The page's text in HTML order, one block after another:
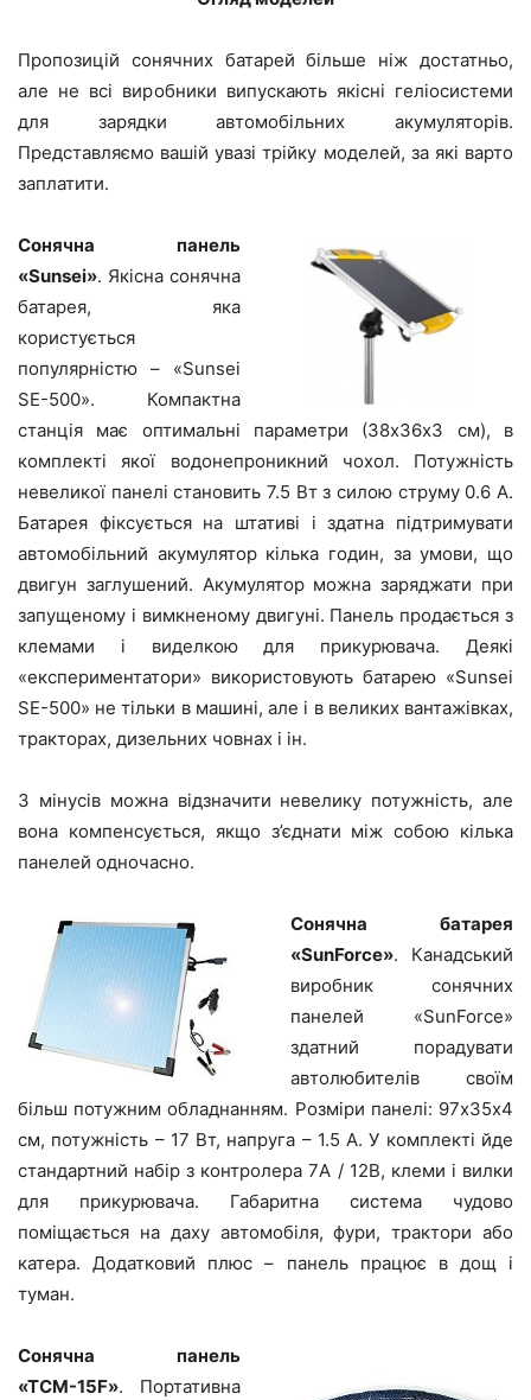
Пропозицій сонячних батарей більше ніж достатньо,
але не всі виробники випускають якісні геліосистеми
для зарядки автомобільних акумуляторів.
Представляємо вашій увазі трійку моделей, за які варто
заплатити.
Сонячна панель
«Sunsei». Якісна сонячна
батарея, яка
користується
популярністю – «Sunsei
SE-500». Компактна
станція має оптимальні параметри (38х36х3 см), в
комплекті якої водонепроникний чохол. Потужність
невеликої панелі становить 7.5 Вт з силою струму 0.6 A.
Батарея фіксується на штативі і здатна підтримувати
автомобільний акумулятор кілька годин, за умови, що
двигун заглушений. Акумулятор можна заряджати при
запущеному і вимкненому двигуні. Панель продається з
клемами і виделкою для прикурювача. Деякі
«експериментатори» використовують батарею «Sunsei
SE-500» не тільки в машині, але і в великих вантажівках,
тракторах, дизельних човнах і ін.
З мінусів можна відзначити невелику потужність, але
вона компенсується, якщо з’єднати між собою кілька
панелей одночасно.
Сонячна батарея
«SunForce». Канадський
виробник сонячних
панелей «SunForce»
здатний порадувати
автолюбителів своїм
більш потужним обладнанням. Розміри панелі: 97х35х4
см, потужність – 17 Вт, напруга – 1.5 А. У комплекті йде
стандартний набір з контролера 7A / 12В, клеми і вилки
для прикурювача. Габаритна система чудово
поміщається на даху автомобіля, фури, трактори або
катера. Додатковий плюс – панель працює в дощ і
туман.
Сонячна панель
«ТСМ-15F». Портативна